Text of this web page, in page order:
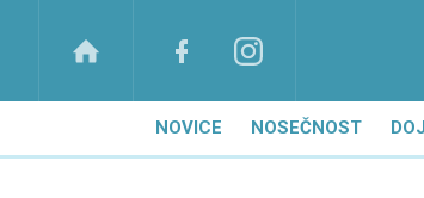
NOVICE NOSEČNOST